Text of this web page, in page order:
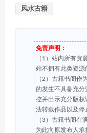
风水古籍
免责声明：
（1）站内所有资
站不拥有此类资源
（2）古籍书阁作
的发生不具备充分
控并出示充分版权
法转载作品以及停
（3）古籍书阁在
为此向原发布人承